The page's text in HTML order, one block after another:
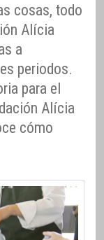
cosas, todo
Alícia
a
periodos.
para el
Alícia
cómo